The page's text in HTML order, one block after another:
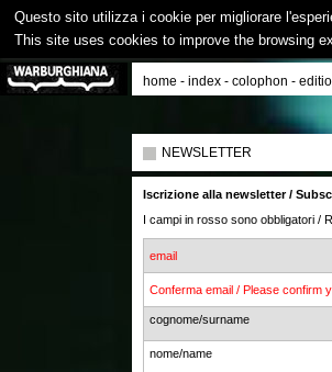
Questo sito utilizza i cookie per migliorare
This site uses cookies to improve the browsing
home - index - colophon -
NEWSLETTER
Iscrizione alla newsletter /
I campi in rosso sono obbligatori /
email
Conferma email / Please confirm
cognome/surname
nome/name